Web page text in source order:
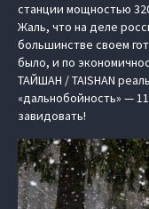
станции мощностью
Жаль, что на деле
большинстве своем
было, и по
ТАЙШАН / TAISHAN
«дальнобойность» —
завидовать!